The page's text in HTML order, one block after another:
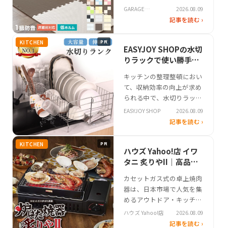
ビングで幅広く活用される
インテリアアイテムです。
大判サイズでの設置や柔軟
なレイアウトに対応し、足
れています。近年では掃除
のしやすさや耐久性に注目
が集まり…
GARAGE
2026.08.09
記事を読む ›
KITCHEN PR
EASYJOY SHOPの水切
りラックで使い勝手の
現
キッチンの整理整頓におい
て、収納効率の向上が求め
られる中で、水切りラック
は洗い物の効率化に不可欠
なアイテムとして注目を集
ペースを有効活用する工夫
が重視される傾向に。そん
を発揮するのが、EASYJOY
SHOPの水切りラックで
す。…
EASYJOY SHOP 2026.08.09
記事を読む ›
KITCHEN PR
ハウズ Yahoo!店 イワ
タニ 炙りやII｜高品質
カセットガス式の卓上焼肉
器は、日本市場で人気を集
めるアウトドア・キッチン
グッズの一つです。自宅で
のバーベキューから、キャ
ハウズ Yahoo!店 2026.08.09
記事を読む ›